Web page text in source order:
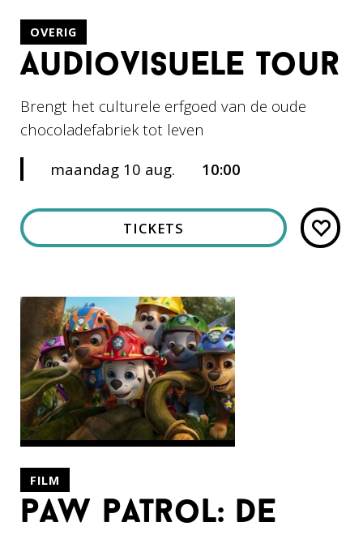
audiovisuele tour
Brengt het culturele erfgoed van de oude
chocoladefabriek tot leven
OVERIG
maandag 10 aug. 10:00
TICKETS
paw patrol: de
FILM